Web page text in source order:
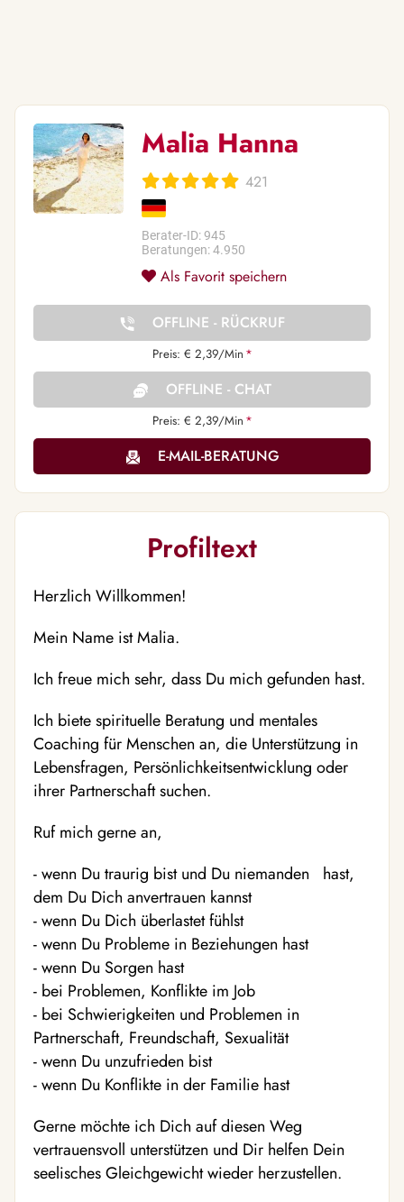
Malia Hanna
421
Berater-ID: 945
Beratungen: 4.950
Als Favorit speichern
OFFLINE - RÜCKRUF
Preis: € 2,39/Min *
OFFLINE - CHAT
Preis: € 2,39/Min *
E-MAIL-BERATUNG
Profiltext
Herzlich Willkommen!
Mein Name ist Malia.
Ich freue mich sehr, dass Du mich gefunden hast.
Ich biete spirituelle Beratung und mentales
Coaching für Menschen an, die Unterstützung in
Lebensfragen, Persönlichkeitsentwicklung oder
ihrer Partnerschaft suchen.
Ruf mich gerne an,
- wenn Du traurig bist und Du niemanden hast,
dem Du Dich anvertrauen kannst
- wenn Du Dich überlastet fühlst
- wenn Du Probleme in Beziehungen hast
- wenn Du Sorgen hast
- bei Problemen, Konflikte im Job
- bei Schwierigkeiten und Problemen in
Partnerschaft, Freundschaft, Sexualität
- wenn Du unzufrieden bist
- wenn Du Konflikte in der Familie hast
Gerne möchte ich Dich auf diesen Weg
vertrauensvoll unterstützen und Dir helfen Dein
seelisches Gleichgewicht wieder herzustellen.